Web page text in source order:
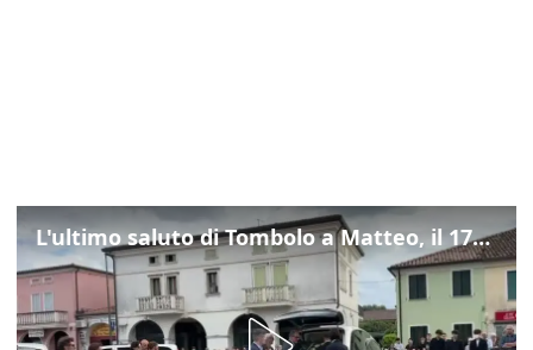
L'ultimo saluto di Tombolo a Matteo, il 17enne morto di tumore. Il video